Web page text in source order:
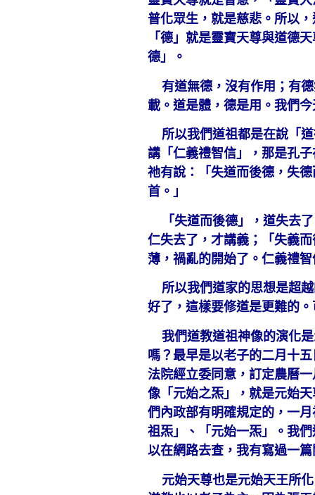
普化眾生，就是慈悲。所以
「德」就是靈寶天尊與道德
德」。
有道無德，沒有作用；有德
載。道是體，德是用。我們
所以我們道祖都是在說「道
講「仁義禮智信」，那是孔
祂有說：「失道而後德，失
首。」
「失道而後德」，道失去了
仁失去了，才講義；「失義
薄，禍亂的開始了。仁義禮
所以我們道家的思想是超越
好了，這樣要修道是更難的
我們道教道祖神像的演化是
嗎？最早是以老子的二月十
法院經立委同意，訂定農曆
像「元始之炁」，就是元始
們內政部有明確規定的，一
祖炁」、「元始一炁」。我
以在網路去查，我有寫過一
元始天尊也是元始天王所化